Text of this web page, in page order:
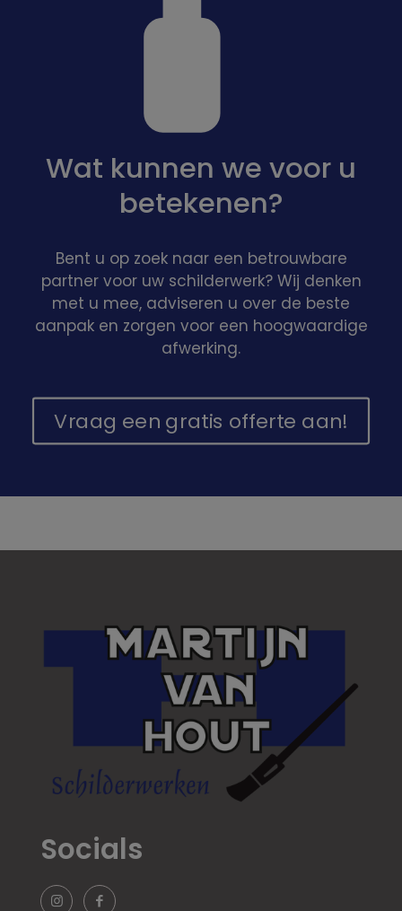
Wat kunnen we voor u
betekenen?
Bent u op zoek naar een betrouwbare
partner voor uw schilderwerk? Wij denken
met u mee, adviseren u over de beste
aanpak en zorgen voor een hoogwaardige
afwerking.
Vraag een gratis offerte aan!
Socials